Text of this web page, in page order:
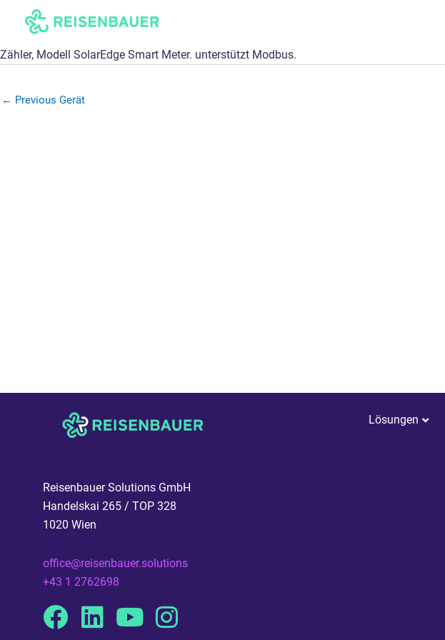
Zähler, Modell SolarEdge Smart Meter. unterstützt Modbus.
← Previous Gerät
Lösungen
Reisenbauer Solutions GmbH
Handelskai 265 / TOP 328
1020 Wien
office@reisenbauer.solutions
+43 1 2762698
Facebook
Linkedin
YoutubeInstagram